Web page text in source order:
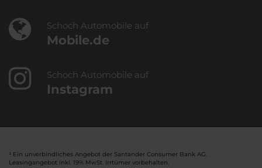
Schoch Automobile auf
Mobile.de
Schoch Automobile auf
Instagram
¹ Ein unverbindliches Angebot der Santander Consumer Bank AG.
Leasingangebot inkl. 19% MwSt. Irrtümer vorbehalten.